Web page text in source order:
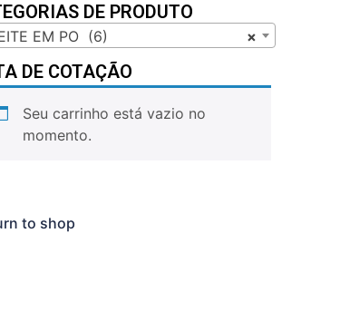
DE PRODUTO
×
EM PO (6)
DE COTAÇÃO
Seu carrinho está vazio no
momento.
to shop